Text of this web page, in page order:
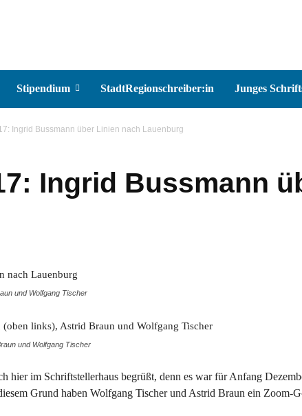
Stipendium StadtRegionschreiber:in Junges
Ingrid Bussmann über Linien nach Lauenburg
Ingrid Bussmann
und Wolfgang Tischer
und Wolfgang Tischer
hier im Schriftstellerhaus begrüßt, denn es war für Anfang
Grund haben Wolfgang Tischer und Astrid Braun ein Zoom-